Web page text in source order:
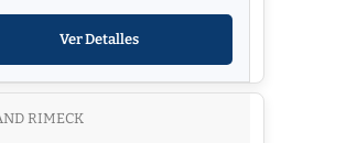
Ver Detalles